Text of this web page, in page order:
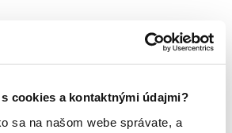
cookies a kontaktnými údajmi?
sa na našom webe správate, a
čo je pre autorku odrazovým mostíkom k
ale aj komplikovaných vzťahoch a